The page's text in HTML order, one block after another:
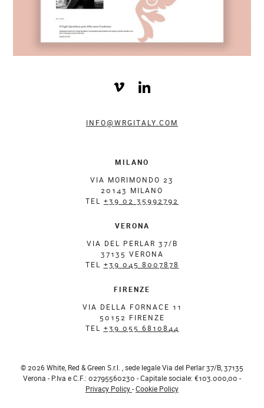
INFO@WRGITALY.COM
MILANO
VIA MORIMONDO 23
20143 MILANO
TEL +39 02 35992792
VERONA
VIA DEL PERLAR 37/B
37135 VERONA
TEL +39 045 8007878
FIRENZE
VIA DELLA FORNACE 11
50152 FIRENZE
TEL +39 055 6810844
© 2026 White, Red & Green S.r.l. , sede legale Via del Perlar 37/B, 37135
Verona - P.Iva e C.F.: 02795560230 - Capitale sociale: €103.000,00 -
Privacy Policy - Cookie Policy